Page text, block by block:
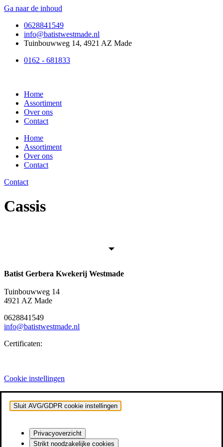
Ga naar de inhoud
0628841549
info@batistwestmade.nl
Tuinbouwweg 14, 4921 AZ Made
0162 - 681833
Home
Assortiment
Over ons
Contact
Home
Assortiment
Over ons
Contact
Contact
Cassis
Batist Gerbera Kwekerij Westmade
Tuinbouwweg 14
4921 AZ Made
0628841549
info@batistwestmade.nl
Certificaten:
Cookie instellingen
Sluit AVG/GDPR cookie instellingen
Privacyoverzicht
Strikt noodzakelijke cookies